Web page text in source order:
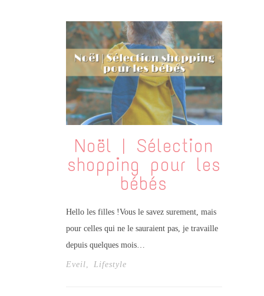
Noël | Sélection
shopping pour les
bébés
Hello les filles !Vous le savez surement, mais
pour celles qui ne le sauraient pas, je travaille
depuis quelques mois…
Eveil Lifestyle